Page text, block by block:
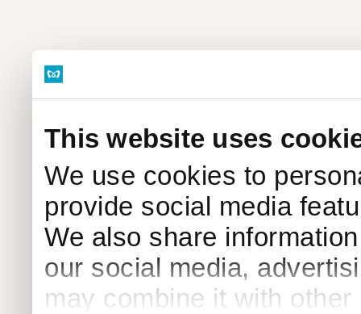
This website uses
We use cookies to
provide social media
We also share
our social media,
may combine it with